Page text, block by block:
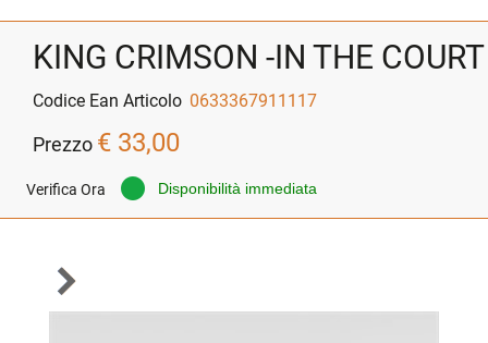
KING CRIMSON -IN THE
Codice Ean Articolo 0633367911117
Prezzo € 33,00
Verifica Ora Disponibilità immediata